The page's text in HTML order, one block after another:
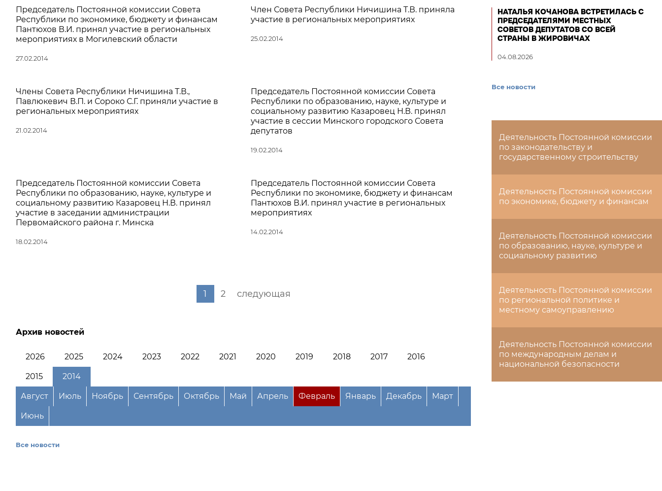
Председатель Постоянной комиссии Совета
Республики по экономике, бюджету и финансам
Пантюхов В.И. принял участие в региональных
мероприятиях в Могилевский области
27.02.2014
Член Совета Республики Ничишина Т.В. приняла
участие в региональных мероприятиях
25.02.2014
Члены Совета Республики Ничишина Т.В.,
Павлюкевич В.П. и Сороко С.Г. приняли участие в
региональных мероприятиях
21.02.2014
Председатель Постоянной комиссии Совета
Республики по образованию, науке, культуре и
социальному развитию Казаровец Н.В. принял
участие в сессии Минского городского Совета
депутатов
19.02.2014
Председатель Постоянной комиссии Совета
Республики по образованию, науке, культуре и
социальному развитию Казаровец Н.В. принял
участие в заседании администрации
Первомайского района г. Минска
18.02.2014
Председатель Постоянной комиссии Совета
Республики по экономике, бюджету и финансам
Пантюхов В.И. принял участие в региональных
мероприятиях
14.02.2014
1 2 следующая
Архив новостей
2026 2025 2024 2023 2022 2021 2020 2019 2018 2017 2016
2015 2014
Август Июль Ноябрь Сентябрь Октябрь Май Апрель Февраль Январь Декабрь Март
Июнь
Все новости
НАТАЛЬЯ КОЧАНОВА ВСТРЕТИЛАСЬ С
ПРЕДСЕДАТЕЛЯМИ МЕСТНЫХ
СОВЕТОВ ДЕПУТАТОВ СО ВСЕЙ
СТРАНЫ В ЖИРОВИЧАХ
04.08.2026
Все новости
Деятельность Постоянной комиссии
по законодательству и
государственному строительству
Деятельность Постоянной комиссии
по экономике, бюджету и финансам
Деятельность Постоянной комиссии
по образованию, науке, культуре и
социальному развитию
Деятельность Постоянной комиссии
по региональной политике и
местному самоуправлению
Деятельность Постоянной комиссии
по международным делам и
национальной безопасности